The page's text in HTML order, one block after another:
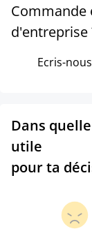
Commande
d'entreprise
Ecris-
Dans
utile
pour ta